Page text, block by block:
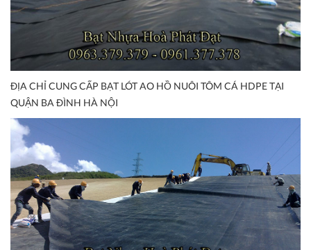
ĐỊA CHỈ CUNG CẤP BẠT LÓT AO HỒ NUÔI TÔM CÁ HDPE TẠI
QUẬN BA ĐÌNH HÀ NỘI